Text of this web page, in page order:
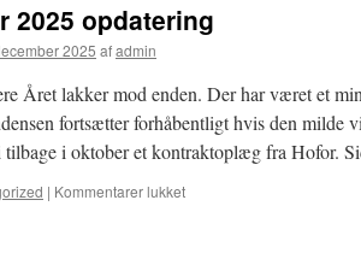
2025 opdatering
2025 afadmin
Året lakker mod enden. Der har været et
fortsætter forhåbentligt hvis den milde
i oktober et kontraktoplæg fra Hofor.
| Kommentarer lukkettil